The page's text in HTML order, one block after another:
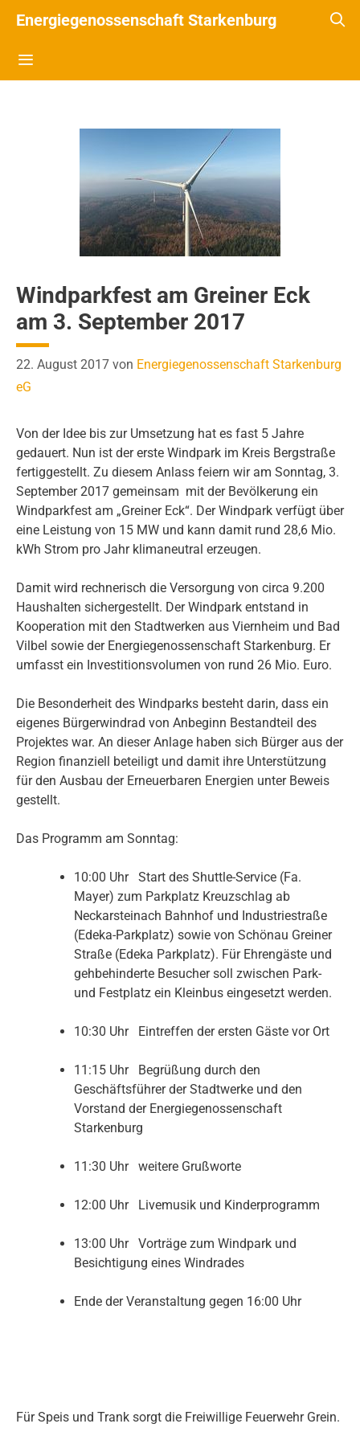
Energiegenossenschaft Starkenburg
Windparkfest am Greiner Eck
am 3. September 2017
22. August 2017 von Energiegenossenschaft Starkenburg
eG
Von der Idee bis zur Umsetzung hat es fast 5 Jahre
gedauert. Nun ist der erste Windpark im Kreis Bergstraße
fertiggestellt. Zu diesem Anlass feiern wir am Sonntag, 3.
September 2017 gemeinsam mit der Bevölkerung ein
Windparkfest am „Greiner Eck“. Der Windpark verfügt über
eine Leistung von 15 MW und kann damit rund 28,6 Mio.
kWh Strom pro Jahr klimaneutral erzeugen.
Damit wird rechnerisch die Versorgung von circa 9.200
Haushalten sichergestellt. Der Windpark entstand in
Kooperation mit den Stadtwerken aus Viernheim und Bad
Vilbel sowie der Energiegenossenschaft Starkenburg. Er
umfasst ein Investitionsvolumen von rund 26 Mio. Euro.
Die Besonderheit des Windparks besteht darin, dass ein
eigenes Bürgerwindrad von Anbeginn Bestandteil des
Projektes war. An dieser Anlage haben sich Bürger aus der
Region finanziell beteiligt und damit ihre Unterstützung
für den Ausbau der Erneuerbaren Energien unter Beweis
gestellt.
Das Programm am Sonntag:
10:00 Uhr Start des Shuttle-Service (Fa.
Mayer) zum Parkplatz Kreuzschlag ab
Neckarsteinach Bahnhof und Industriestraße
(Edeka-Parkplatz) sowie von Schönau Greiner
Straße (Edeka Parkplatz). Für Ehrengäste und
gehbehinderte Besucher soll zwischen Park-
und Festplatz ein Kleinbus eingesetzt werden.
10:30 Uhr Eintreffen der ersten Gäste vor Ort
11:15 Uhr Begrüßung durch den
Geschäftsführer der Stadtwerke und den
Vorstand der Energiegenossenschaft
Starkenburg
11:30 Uhr weitere Grußworte
12:00 Uhr Livemusik und Kinderprogramm
13:00 Uhr Vorträge zum Windpark und
Besichtigung eines Windrades
Ende der Veranstaltung gegen 16:00 Uhr
Für Speis und Trank sorgt die Freiwillige Feuerwehr Grein.